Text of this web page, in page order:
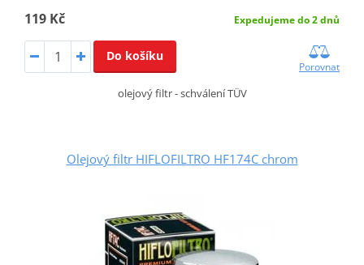
119 Kč Expedujeme do 2 dnů
Do košíku
Porovnat
olejový filtr - schválení TÜV
Olejový filtr HIFLOFILTRO HF174C chrom